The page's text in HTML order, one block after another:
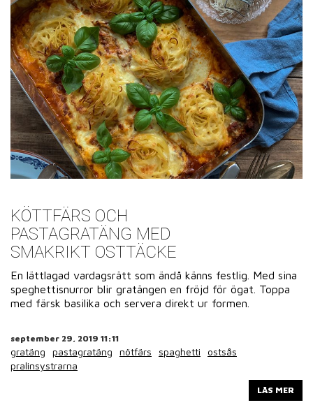
KÖTTFÄRS OCH
PASTAGRATÄNG MED
SMAKRIKT OSTTÄCKE
En lättlagad vardagsrätt som ändå känns festlig. Med sina
speghettisnurror blir gratängen en fröjd för ögat. Toppa
med färsk basilika och servera direkt ur formen.
september 29, 2019 11:11
gratäng pastagratäng nötfärs spaghetti
ostsås
pralinsystrarna
LÄS MER